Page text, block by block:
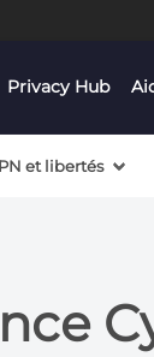
Privacy Hub
et libertés